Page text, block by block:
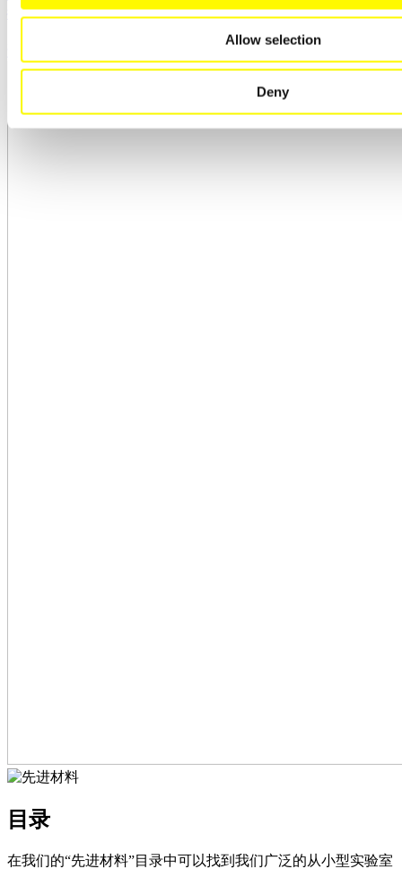
Allow selection
Deny
行热清洁
目录
在我们的“先进材料”目录中可以找到我们广泛的从小型实验室